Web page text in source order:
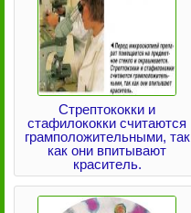
Стрептококки и
стафилококки считаются
грамположительными, так
как они впитывают
краситель.